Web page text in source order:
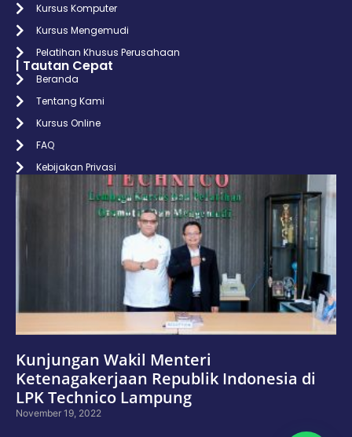
Kursus Komputer
Kursus Mengemudi
Pelatihan Khusus Perusahaan
| Tautan Cepat
Beranda
Tentang Kami
Kursus Online
FAQ
Kebijakan Privasi
Kunjungan Wakil Menteri
Ketenagakerjaan Republik Indonesia di
LPK Technico Lampung
November 19, 2022